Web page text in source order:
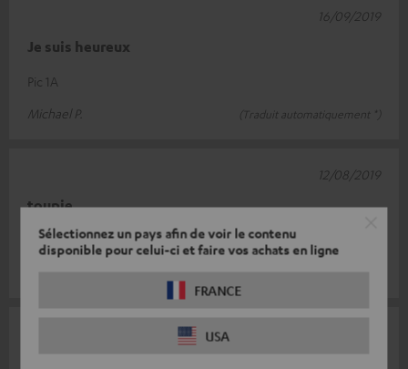
Sélectionnez un pays afin de voir le contenu
disponible pour celui-ci et faire vos achats en ligne
FRANCE
USA
Je suis heureux
Pic 1A
Michael P.
(Traduit automatiquement *)
16/09/2019
toupie
Je suis très heureux.
12/08/2019